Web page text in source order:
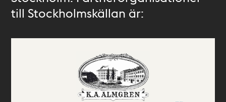
till Stockholmskällan är: